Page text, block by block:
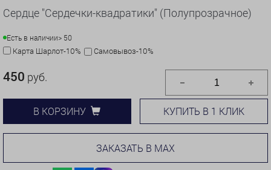
Сердце "Сердечки-квадратики" (Полупрозрачное)
Есть в наличии> 50
Карта Шарлот-10% Самовывоз-10%
450 руб.
В КОРЗИНУ КУПИТЬ В 1 КЛИК
ЗАКАЗАТЬ В MAX